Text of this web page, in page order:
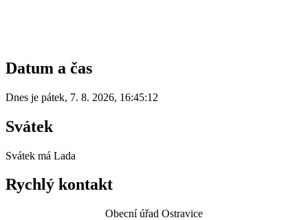
Datum a čas
Dnes je pátek, 7. 8. 2026, 16:45:12
Svátek
Svátek má Lada
Rychlý kontakt
Obecní úřad Ostravice